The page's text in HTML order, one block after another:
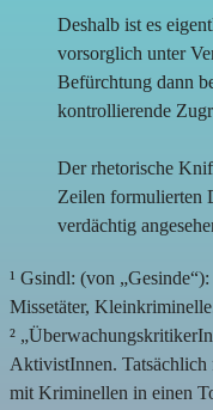
Deshalb ist es
vorsorglich unter
Befürchtung dann
kontrollierende
Der rhetorische
Zeilen formulierten
verdächtig
¹ Gsindl: (von
Missetäter,
²
AktivistInnen. Tatsächlich
mit Kriminellen in einen